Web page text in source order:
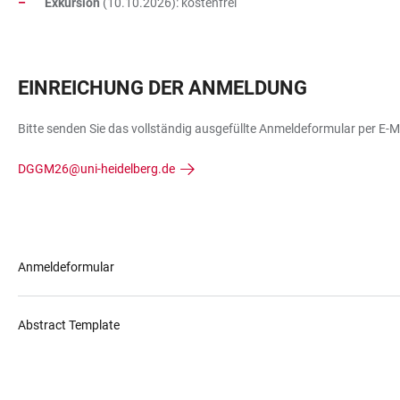
EINREICHUNG DER ANMELDUNG
Bitte senden Sie das vollständig ausgefüllte Anmeldeformular per E-
DGGM26@uni-heidelberg.de
Anmeldeformular
Abstract Template